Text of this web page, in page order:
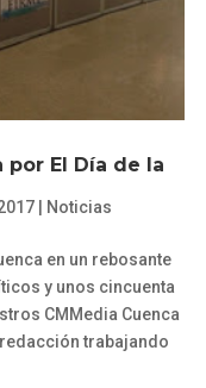
El Día de la
| Noticias
en un rebosante
y unos cincuenta
CMMedia Cuenca
trabajando